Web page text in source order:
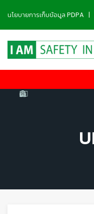
นโยบายการเก็บข้อมูล PDPA |